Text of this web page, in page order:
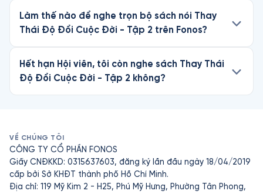
Làm thế nào để nghe trọn bộ sách nói Thay
Thái Độ Đổi Cuộc Đời - Tập 2 trên Fonos?
Hết hạn Hội viên, tôi còn nghe sách Thay Thái
Độ Đổi Cuộc Đời - Tập 2 không?
VỀ CHÚNG TÔI
CÔNG TY CỔ PHẦN FONOS
Giấy CNĐKKD: 0315637603, đăng ký lần đầu ngày 18/04/2019
cấp bởi Sở KHĐT thành phố Hồ Chí Minh.
Địa chỉ: 119 Mỹ Kim 2 - H25, Phú Mỹ Hưng, Phường Tân Phong,